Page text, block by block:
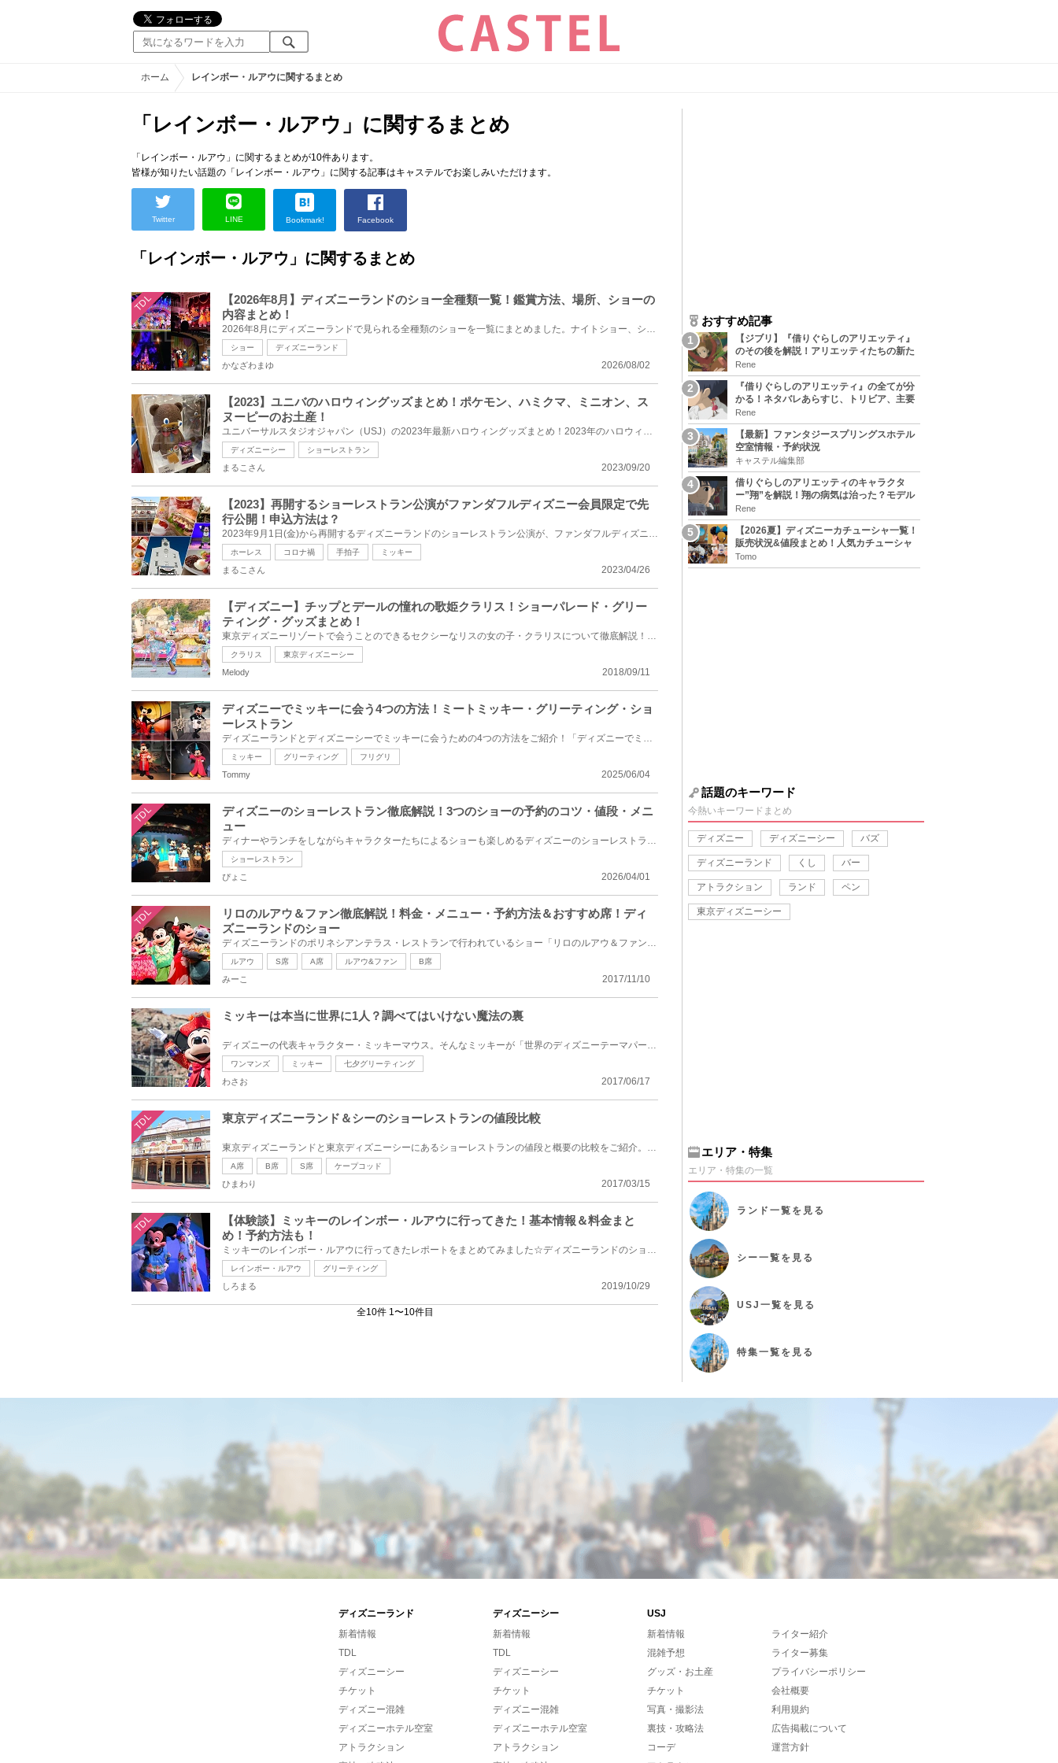
ホーム レインボー・ルアウに関するまとめ
「レインボー・ルアウ」に関するまとめ
「レインボー・ルアウ」に関するまとめが10件あります。
皆様が知りたい話題の「レインボー・ルアウ」に関する記事はキャステルでお楽しみいただけます。
Twitter LINE Bookmark! Facebook
「レインボー・ルアウ」に関するまとめ
TDL
【2026年8月】ディズニーランドのショー全種類一覧！鑑賞方法、場所、ショーの
内容まとめ！
2026年8月にディズニーランドで見られる全種類のショーを一覧にまとめました。ナイトショー、ショー施設...
ショー ディズニーランド
2026/08/02
かなざわまゆ
【2023】ユニバのハロウィングッズまとめ！ポケモン、ハミクマ、ミニオン、ス
ヌーピーのお土産！
ユニバーサルスタジオジャパン（USJ）の2023年最新ハロウィングッズまとめ！2023年のハロウィングッズが...
ディズニーシー ショーレストラン
2023/09/20
まるこさん
【2023】再開するショーレストラン公演がファンダフルディズニー会員限定で先
行公開！申込方法は？
2023年9月1日(金)から再開するディズニーランドのショーレストラン公演が、ファンダフルディズニー会員...
ホーレス コロナ禍 手拍子 ミッキー
2023/04/26
まるこさん
【ディズニー】チップとデールの憧れの歌姫クラリス！ショーパレード・グリー
ティング・グッズまとめ！
東京ディズニーリゾートで会うことのできるセクシーなリスの女の子・クラリスについて徹底解説！プロフ...
クラリス 東京ディズニーシー
2018/09/11
Melody
ディズニーでミッキーに会う4つの方法！ミートミッキー・グリーティング・ショ
ーレストラン
ディズニーランドとディズニーシーでミッキーに会うための4つの方法をご紹介！「ディズニーでミッキーに...
ミッキー グリーティング フリグリ
2025/06/04
Tommy
TDL
ディズニーのショーレストラン徹底解説！3つのショーの予約のコツ・値段・メニ
ュー
ディナーやランチをしながらキャラクターたちによるショーも楽しめるディズニーのショーレストラン！デ...
ショーレストラン
2026/04/01
ぴょこ
TDL
リロのルアウ＆ファン徹底解説！料金・メニュー・予約方法＆おすすめ席！ディ
ズニーランドのショー
ディズニーランドのポリネシアンテラス・レストランで行われているショー「リロのルアウ＆ファン」を徹...
ルアウ S席 A席 ルアウ&ファン B席
2017/11/10
みーこ
ミッキーは本当に世界に1人？調べてはいけない魔法の裏
ディズニーの代表キャラクター・ミッキーマウス。そんなミッキーが「世界のディズニーテーマパーク内で...
ワンマンズ ミッキー 七夕グリーティング
2017/06/17
わさお
TDL 東京ディズニーランド＆シーのショーレストランの値段比較
東京ディズニーランドと東京ディズニーシーにあるショーレストランの値段と概要の比較をご紹介。アトラ...
A席 B席 S席 ケープコッド
2017/03/15
ひまわり
TDL
【体験談】ミッキーのレインボー・ルアウに行ってきた！基本情報＆料金まと
め！予約方法も！
ミッキーのレインボー・ルアウに行ってきたレポートをまとめてみました☆ディズニーランドのショーレスト...
レインボー・ルアウ グリーティング
2019/10/29
しろまる
全10件 1〜10件目
おすすめ記事
【ジブリ】『借りぐらしのアリエッティ』
のその後を解説！アリエッティたちの新た
な住処は？翔の病気は治る？
Rene
『借りぐらしのアリエッティ』の全てが分
かる！ネタバレあらすじ、トリビア、主要
キャラまとめ！
Rene
【最新】ファンタジースプリングスホテル
空室情報・予約状況
キャステル編集部
借りぐらしのアリエッティのキャラクタ
ー”翔”を解説！翔の病気は治った？モデル
は誰？
Rene
【2026夏】ディズニーカチューシャ一覧！
販売状況&値段まとめ！人気カチューシャ
をチェック
Tomo
話題のキーワード
今熱いキーワードまとめ
ディズニー ディズニーシー バズ
ディズニーランド くし バー
アトラクション ランド ペン
東京ディズニーシー
エリア・特集
エリア・特集の一覧
ランド 一覧を見る
シー一覧を見る
USJ 一覧を見る
特集一覧を見る
ディズニーランド ディズニーシー
USJ
新着情報
TDL
ディズニーシー
チケット
ディズニー混雑
ディズニーホテル空室
アトラクション
新着情報
TDL
ディズニーシー
チケット
ディズニー混雑
ディズニーホテル空室
アトラクション
新着情報
混雑予想
グッズ・お土産
チケット
写真・撮影法
裏技・攻略法
コーデ
ライター紹介
ライター募集
プライバシーポリシー
会社概要
利用規約
広告掲載について
運営方針